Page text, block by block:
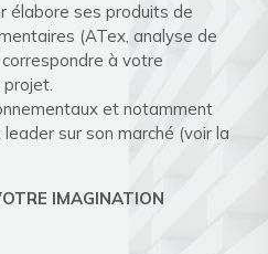
élabore ses produits de
(ATex, analyse de
à votre
et notamment
sur son marché (voir la
IMAGINATION